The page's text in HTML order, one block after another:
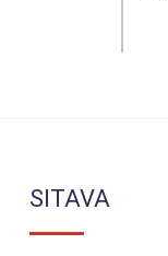
SITAVA